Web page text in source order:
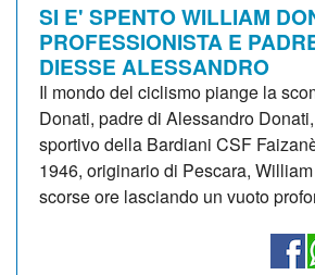
SI E' SPENTO WILLIAM
PROFESSIONISTA E
DIESSE ALESSANDRO
Il mondo del ciclismo piange la
Donati, padre di Alessandro
sportivo della Bardiani CSF
1946, originario di Pescara,
scorse ore lasciando un vuoto